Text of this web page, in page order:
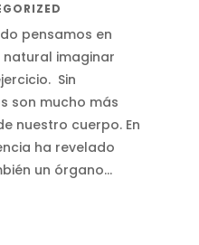
pensamos en
natural imaginar
Sin
son mucho más
nuestro cuerpo. En
ha revelado
un órgano...